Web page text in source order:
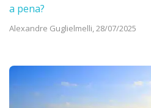
a pena?
Alexandre Guglielmelli,28/07/2025